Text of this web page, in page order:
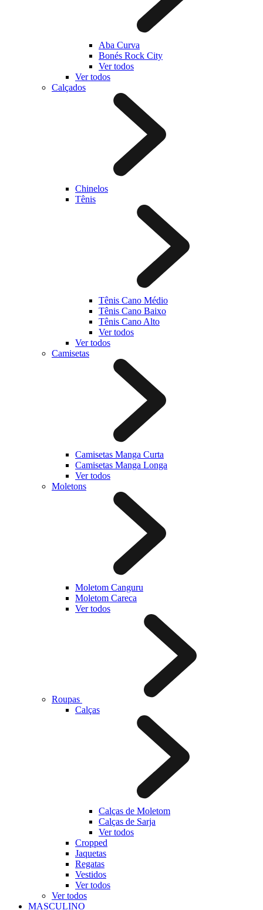
Aba Curva
Bonés Rock City
Ver todos
Ver todos
Calçados
Chinelos
Tênis
Tênis Cano Médio
Tênis Cano Baixo
Tênis Cano Alto
Ver todos
Ver todos
Camisetas
Camisetas Manga Curta
Camisetas Manga Longa
Ver todos
Moletons
Moletom Canguru
Moletom Careca
Ver todos
Roupas
Calças
Calças de Moletom
Calças de Sarja
Ver todos
Cropped
Jaquetas
Regatas
Vestidos
Ver todos
Ver todos
MASCULINO